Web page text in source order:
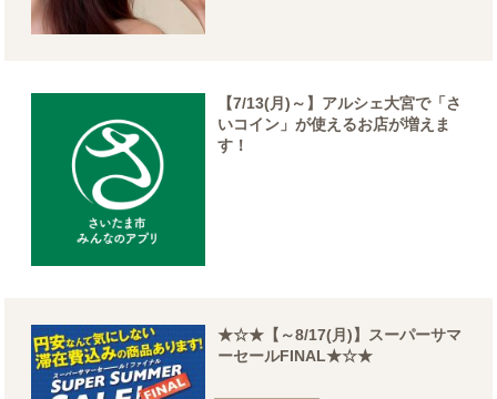
【7/13(月)～】アルシェ大宮で「さ
いコイン」が使えるお店が増えま
す！
★☆★【～8/17(月)】スーパーサマ
ーセールFINAL★☆★